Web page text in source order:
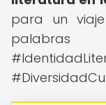
para un